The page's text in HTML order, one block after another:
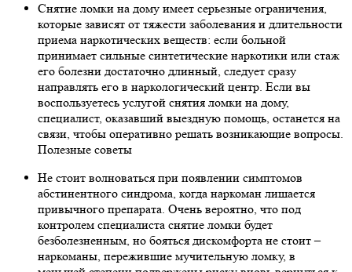
Снятие ломки на дому имеет серьезные ограничения,
которые зависят от тяжести заболевания и длительности
приема наркотических веществ: если больной
принимает сильные синтетические наркотики или стаж
его болезни достаточно длинный, следует сразу
направлять его в наркологический центр. Если вы
воспользуетесь услугой снятия ломки на дому,
специалист, оказавший выездную помощь, останется на
связи, чтобы оперативно решать возникающие вопросы.
Полезные советы
Не стоит волноваться при появлении симптомов
абстинентного синдрома, когда наркоман лишается
привычного препарата. Очень вероятно, что под
контролем специалиста снятие ломки будет
безболезненным, но бояться дискомфорта не стоит –
наркоманы, пережившие мучительную ломку, в